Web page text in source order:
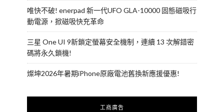
唯快不破! enerpad 新一代UFO GLA-10000 固態磁吸行
動電源，掀磁吸快充革命
三星 One UI 9新鎖定螢幕安全機制，連續 13 次解錯密
碼將永久鎖機!
燦坤2026年暑期iPhone原廠電池舊換新應援優惠!
工商廣告